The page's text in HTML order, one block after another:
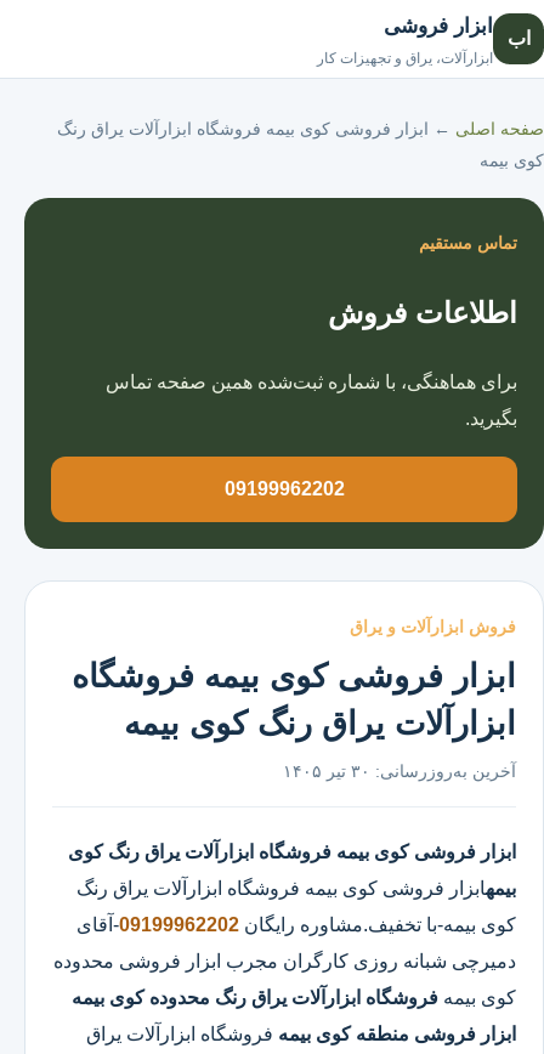
اب
ابزار فروشی
ابزارآلات، یراق و تجهیزات کار
صفحه اصلی ← ابزار فروشی کوی بیمه فروشگاه ابزارآلات یراق رنگ
کوی بیمه
فروش ابزارآلات و یراق
ابزار فروشی کوی بیمه فروشگاه
ابزارآلات یراق رنگ کوی بیمه
آخرین به‌روزرسانی: ۳۰ تیر ۱۴۰۵
ابزار فروشی کوی بیمه فروشگاه ابزارآلات یراق رنگ کوی
بیمهابزار فروشی کوی بیمه فروشگاه ابزارآلات یراق رنگ
کوی بیمه-با تخفیف.مشاوره رایگان 09199962202-آقای
دمیرچی شبانه روزی کارگران مجرب ابزار فروشی محدوده
کوی بیمه فروشگاه ابزارآلات یراق رنگ محدوده کوی بیمه
ابزار فروشی منطقه کوی بیمه فروشگاه ابزارآلات یراق
تماس مستقیم
اطلاعات فروش
برای هماهنگی، با شماره ثبت‌شده همین صفحه تماس
بگیرید.
09199962202